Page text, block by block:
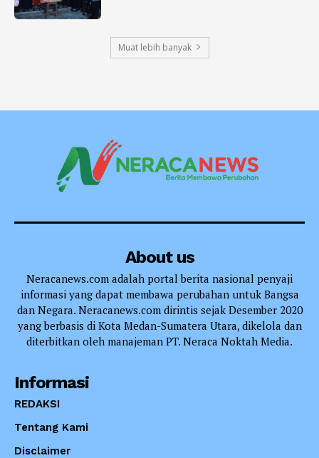
Muat lebih banyak
About us
Neracanews.com adalah portal berita nasional penyaji
informasi yang dapat membawa perubahan untuk Bangsa
dan Negara. Neracanews.com dirintis sejak Desember 2020
yang berbasis di Kota Medan-Sumatera Utara, dikelola dan
diterbitkan oleh manajeman PT. Neraca Noktah Media.
Informasi
REDAKSI
Tentang Kami
Disclaimer